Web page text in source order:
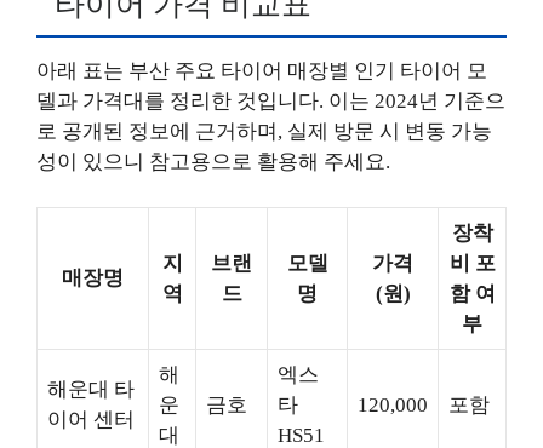
아래 표는 부산 주요 타이어 매장별 인기 타이어 모
델과 가격대를 정리한 것입니다. 이는 2024년 기준으
로 공개된 정보에 근거하며, 실제 방문 시 변동 가능
성이 있으니 참고용으로 활용해 주세요.
매장명
지
역
브랜
드
모델
명
가격
(원)
장착
비 포
함 여
부
해운대 타
이어 센터
해
운
대
금호
엑스
타
HS51
120,000 포함